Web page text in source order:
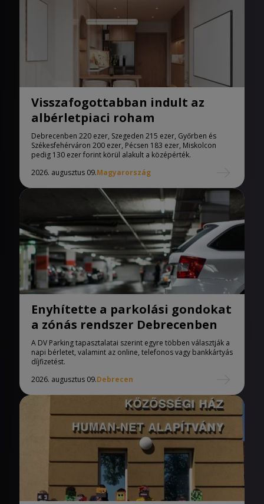
Visszafogottabban indult az
albérletpiaci roham
Debrecenben 220 ezer, Szegeden 215 ezer, Győrben és
Székesfehérváron 200 ezer, Pécsen 183 ezer, Miskolcon
pedig 130 ezer forint körül alakult a középérték.
2026. augusztus 09.Magyarország
Enyhítette a parkolási gondokat
a zónás rendszer Debrecenben
A DV Parking tapasztalatai szerint egyre többen választják a
napi bérletet, valamint az online, telefonos vagy bankkártyás
díjfizetést.
2026. augusztus 09.Debrecen